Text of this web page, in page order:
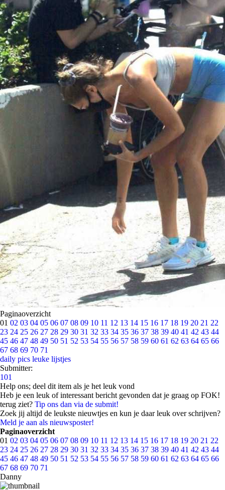
Paginaoverzicht
01 02 03 04 05 06 07 08 09 10 11 12 13 14 15 16 17 18 19 20 21 22
23 24 25 26 27 28 29 30 31 32 33 34 35 36 37 38 39 40 41 42 43 44
45 46 47 48 49 50 51 52 53 54 55 56 57 58 59 60 61 62 63 64 65 66
67 68 69 70 71
daily pics leuke lijstjes
Submitter:
101
Help ons; deel dit item als je het leuk vond
Heb je een leuk of interessant bericht gevonden dat je graag op FOK!
terug ziet? Tip ons dan via de submit!
Zoek jij altijd de leukste nieuwtjes en kun je daar leuk over schrijven?
Meld je aan als nieuwsposter!
Paginaoverzicht
01 02 03 04 05 06 07 08 09 10 11 12 13 14 15 16 17 18 19 20 21 22
23 24 25 26 27 28 29 30 31 32 33 34 35 36 37 38 39 40 41 42 43 44
45 46 47 48 49 50 51 52 53 54 55 56 57 58 59 60 61 62 63 64 65 66
67 68 69 70 71
Danny